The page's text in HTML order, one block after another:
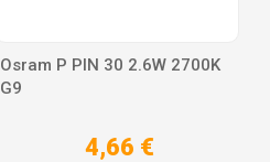
Osram P PIN 30 2.6W 2700K
G9
4,66 €